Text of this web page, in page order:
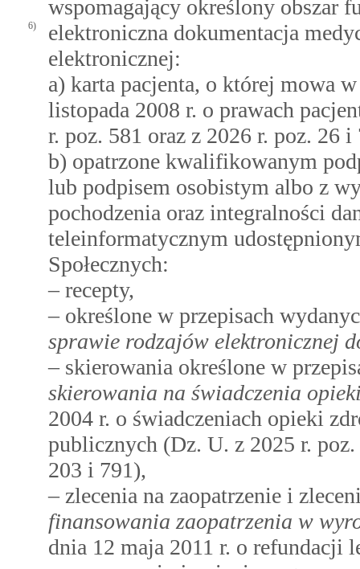
wspomagający określony obszar
6)
elektroniczna dokumentacja
elektronicznej:
a) karta pacjenta, o której mowa
listopada 2008 r. o prawach
r. poz. 581 oraz z 2026 r. poz. 26 i
b) opatrzone kwalifikowanym
lub podpisem osobistym albo z
pochodzenia oraz integralności
teleinformatycznym
Społecznych:
– recepty,
– określone w przepisach
sprawie rodzajów elektronicznej
– skierowania określone w
skierowania na świadczenia
2004 r. o świadczeniach opieki
publicznych (Dz. U. z 2025 r.
203 i 791),
– zlecenia na zaopatrzenie i
finansowania zaopatrzenia w
dnia 12 maja 2011 r. o refundacji